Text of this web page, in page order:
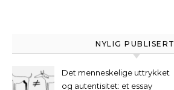
NYLIG PUBLISERT
Det menneskelige uttrykket
og autentisitet: et essay